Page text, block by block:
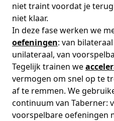
niet traint voordat je
niet klaar.
In deze fase werken we
oefeningen: van
unilateraal, van
Tegelijk trainen we
vermogen om snel op te
af te remmen. We
continuum van Taberner:
voorspelbare oefeningen